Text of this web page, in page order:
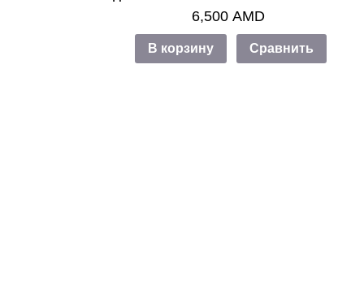
6,500 AMD
В корзину Сравнить